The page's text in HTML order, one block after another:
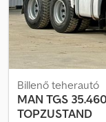
– MAGYAR COSTEL
kapcsolatos
RADEK – ???? Ref.
Billenő teherautó
MAN TGS
TOPZUSTAND